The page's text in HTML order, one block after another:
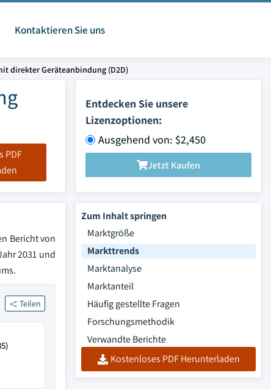
Kontaktieren Sie uns
direkter Geräteanbindung (D2D)
PDF
Entdecken Sie unsere
Lizenzoptionen:
Ausgehend von: $2,450
Jetzt Kaufen
Bericht von
2031 und
Teilen
Zum Inhalt springen
Marktgröße
Markttrends
Marktanalyse
Marktanteil
Häufig gestellte Fragen
Forschungsmethodik
Verwandte Berichte
Kostenloses PDF Herunterladen